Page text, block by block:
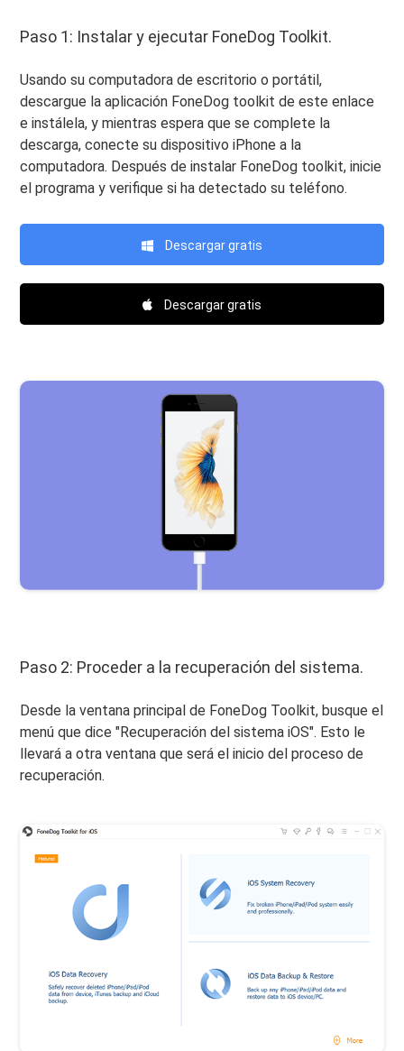
Paso 1: Instalar y ejecutar FoneDog Toolkit.
Usando su computadora de escritorio o portátil,
descargue la aplicación FoneDog toolkit de este enlace
e instálela, y mientras espera que se complete la
descarga, conecte su dispositivo iPhone a la
computadora. Después de instalar FoneDog toolkit, inicie
el programa y verifique si ha detectado su teléfono.
Descargar gratis
Descargar gratis
Paso 2: Proceder a la recuperación del sistema.
Desde la ventana principal de FoneDog Toolkit, busque el
menú que dice "Recuperación del sistema iOS". Esto le
llevará a otra ventana que será el inicio del proceso de
recuperación.